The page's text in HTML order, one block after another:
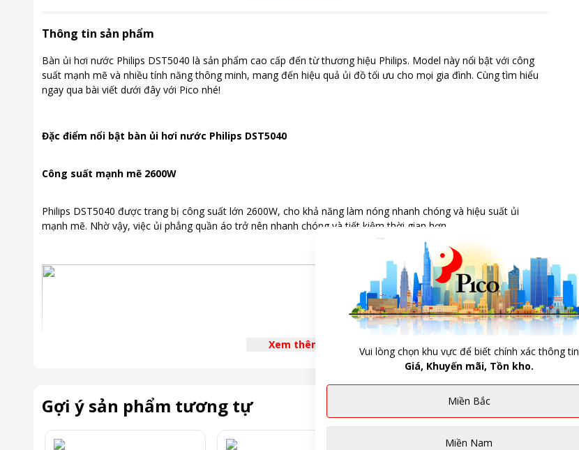
Thông tin sản phẩm
Bàn ủi hơi nước Philips DST5040 là sản phẩm cao cấp đến từ thương hiệu Philips. Model này nổi bật với công
suất mạnh mẽ và nhiều tính năng thông minh, mang đến hiệu quả ủi đồ tối ưu cho mọi gia đình. Cùng tìm hiểu
ngay qua bài viết dưới đây với Pico nhé!
Đặc điểm nổi bật bàn ủi hơi nước Philips DST5040
Công suất mạnh mẽ 2600W
Philips DST5040 được trang bị công suất lớn 2600W, cho khả năng làm nóng nhanh chóng và hiệu suất ủi
mạnh mẽ. Nhờ vậy, việc ủi phẳng quần áo trở nên nhanh chóng và tiết kiệm thời gian hơn.
Xem thêm
Gợi ý sản phẩm tương tự
Vui lòng chọn khu vực để biết chính xác thông tin
Giá, Khuyến mãi, Tồn kho.
Miền Bắc
Miền Nam